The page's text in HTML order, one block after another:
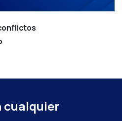
cualquier